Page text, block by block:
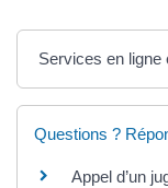
Services en ligne
Questions ?
Appel d’un